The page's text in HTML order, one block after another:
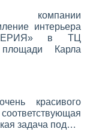
компании
интерьера
в ТЦ
Карла
красивого
задача под…